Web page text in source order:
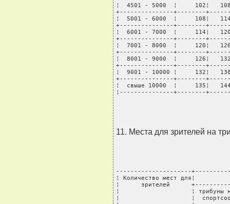
¦  4501 - 5000  ¦     102¦
+---------------+--------
¦  5001 - 6000  ¦     108¦
+---------------+--------
¦  6001 - 7000  ¦     114¦
+---------------+--------
¦  7001 - 8000  ¦     120¦
+---------------+--------
¦  8001 - 9000  ¦     126¦
+---------------+--------
¦  9001 - 10000 ¦     132¦
+---------------+--------
¦  свыше 10000  ¦     135¦
¦---------------+--------
11. Места для зрителей на
---------------------
¦ Количество мест для¦
¦      зрителей
¦                    ¦ трибуны на
¦                    ¦